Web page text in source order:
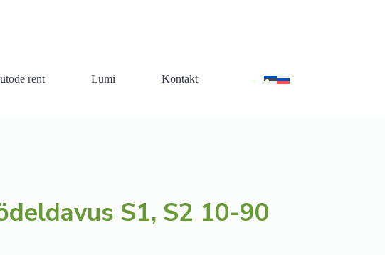
rent Lumi Kontakt
S1, S2 10-90